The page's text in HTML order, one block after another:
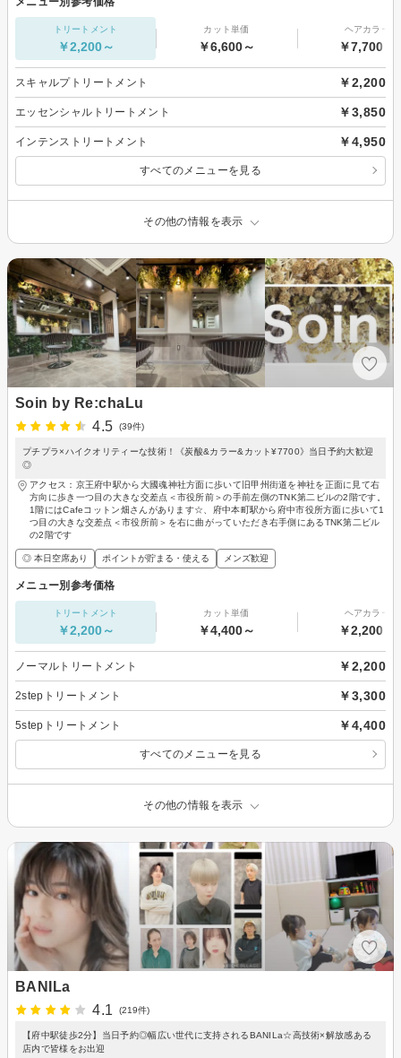
トリートメント
￥2,200～
カット単価
￥6,600～
ヘアカラー
￥7,700～
スキャルプトリートメント ￥2,200
エッセンシャルトリートメント ￥3,850
インテンストリートメント ￥4,950
すべてのメニューを見る
その他の情報を表示
Soin by Re:chaLu
4.5
(39件)
プチプラ×ハイクオリティーな技術！《炭酸&カラー&カット¥7700》当日予約大歓迎
◎
アクセス：京王府中駅から大國魂神社方面に歩いて旧甲州街道を神社を正面に見て右
方向に歩き一つ目の大きな交差点＜市役所前＞の手前左側のTNK第二ビルの2階です。
1階にはCafeコットン畑さんがあります☆、府中本町駅から府中市役所方面に歩いて1
つ目の大きな交差点＜市役所前＞を右に曲がっていただき右手側にあるTNK第二ビル
の2階です
◎ 本日空席あり ポイントが貯まる・使える メンズ歓迎
メニュー別参考価格
トリートメント
￥2,200～
カット単価
￥4,400～
ヘアカラー
￥2,200～
ノーマルトリートメント ￥2,200
2stepトリートメント ￥3,300
5stepトリートメント ￥4,400
すべてのメニューを見る
その他の情報を表示
BANILa
4.1
(219件)
【府中駅徒歩2分】当日予約◎幅広い世代に支持されるBANILa☆高技術×解放感ある
店内で皆様をお出迎